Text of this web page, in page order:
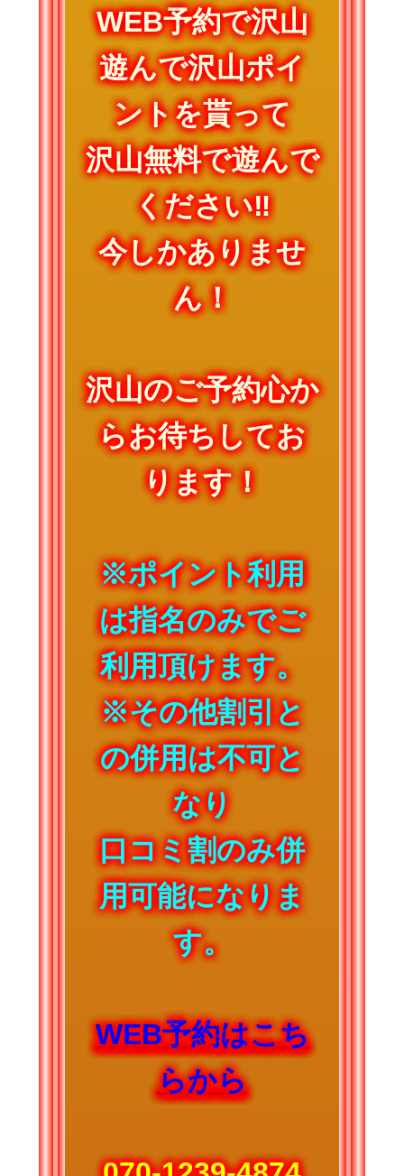
WEB予約で沢山
遊んで沢山ポイ
ントを貰って
沢山無料で遊んで
ください‼
今しかありませ
ん！
沢山のご予約心か
らお待ちしてお
ります！
※ポイント利用
は指名のみでご
利用頂けます。
※その他割引と
の併用は不可と
なり
口コミ割のみ併
用可能になりま
す。
WEB予約はこち
らから